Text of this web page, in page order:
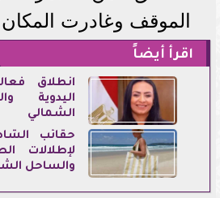
الموقف وغادرت
اقرأ أيضاً
انطلاق
اليدوية
الشمالي
حقائب
لإطلالات
والساحل